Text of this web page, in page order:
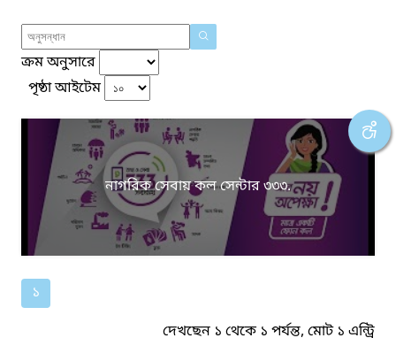
ক্রম অনুসারে
পৃষ্ঠা আইটেম
নাগরিক সেবায় কল সেন্টার ৩৩৩.
১
দেখছেন ১ থেকে ১ পর্যন্ত, মোট ১ এন্ট্রি